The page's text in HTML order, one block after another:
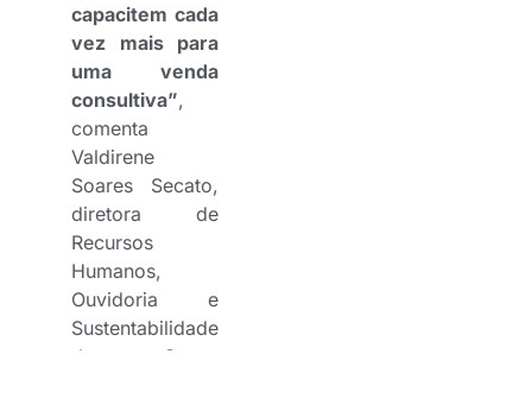
capacitem cada
vez mais para
uma venda
consultiva”,
comenta
Valdirene
Soares Secato,
diretora de
Recursos
Humanos,
Ouvidoria e
Sustentabilidade
do Grupo